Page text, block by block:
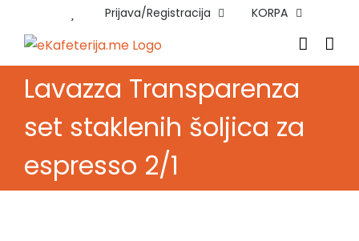
content
Prijava/Registracija KORPA
Lavazza Transparenza
set staklenih šoljica za
espresso 2/1